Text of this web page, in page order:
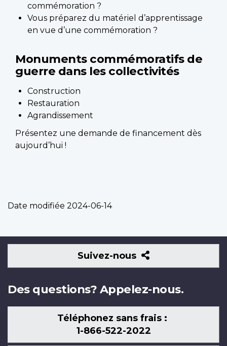
commémoration ?
Vous préparez du matériel d’apprentissage
en vue d’une commémoration ?
Monuments commémoratifs de
guerre dans les collectivités
Construction
Restauration
Agrandissement
Présentez une demande de financement dès
aujourd’hui !
Date modifiée 2024-06-14
Suivez-nous
Suivez-
nous
Des questions? Appelez-nous.
Téléphonez sans frais :
1-866-522-2022